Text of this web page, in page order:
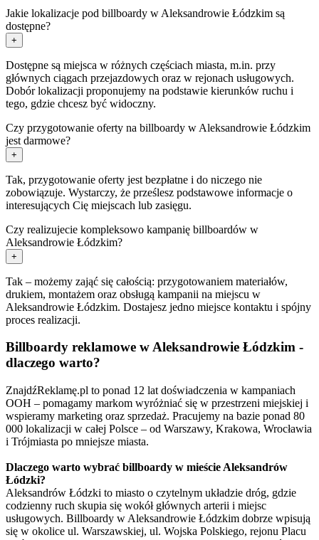
Jakie lokalizacje pod billboardy w Aleksandrowie Łódzkim są
dostępne?
+
Dostępne są miejsca w różnych częściach miasta, m.in. przy
głównych ciągach przejazdowych oraz w rejonach usługowych.
Dobór lokalizacji proponujemy na podstawie kierunków ruchu i
tego, gdzie chcesz być widoczny.
Czy przygotowanie oferty na billboardy w Aleksandrowie Łódzkim
jest darmowe?
+
Tak, przygotowanie oferty jest bezpłatne i do niczego nie
zobowiązuje. Wystarczy, że prześlesz podstawowe informacje o
interesujących Cię miejscach lub zasięgu.
Czy realizujecie kompleksowo kampanię billboardów w
Aleksandrowie Łódzkim?
+
Tak – możemy zająć się całością: przygotowaniem materiałów,
drukiem, montażem oraz obsługą kampanii na miejscu w
Aleksandrowie Łódzkim. Dostajesz jedno miejsce kontaktu i spójny
proces realizacji.
Billboardy reklamowe w Aleksandrowie Łódzkim -
dlaczego warto?
ZnajdźReklamę.pl to ponad 12 lat doświadczenia w kampaniach
OOH – pomagamy markom wyróżniać się w przestrzeni miejskiej i
wspieramy marketing oraz sprzedaż. Pracujemy na bazie ponad 80
000 lokalizacji w całej Polsce – od Warszawy, Krakowa, Wrocławia
i Trójmiasta po mniejsze miasta.
Dlaczego warto wybrać billboardy w mieście Aleksandrów
Łódzki?
Aleksandrów Łódzki to miasto o czytelnym układzie dróg, gdzie
codzienny ruch skupia się wokół głównych arterii i miejsc
usługowych. Billboardy w Aleksandrowie Łódzkim dobrze wpisują
się w okolice ul. Warszawskiej, ul. Wojska Polskiego, rejonu Placu